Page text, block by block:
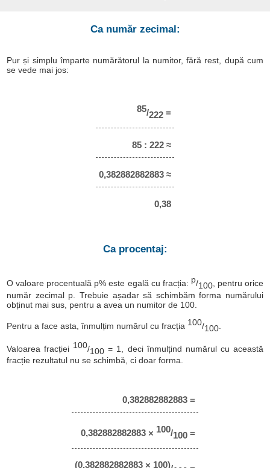
Ca număr zecimal:
Pur și simplu împarte numărătorul la numitor, fără rest, după cum
se vede mai jos:
85/222 =
85 : 222 ≈
0,382882882883 ≈
0,38
Ca procentaj:
O valoare procentuală p% este egală cu fracția: p/100, pentru orice
număr zecimal p. Trebuie așadar să schimbăm forma numărului
obținut mai sus, pentru a avea un numitor de 100.
Pentru a face asta, înmulțim numărul cu fracția 100/100
Valoarea fracției 100/100 = 1, deci înmulțind numărul cu această
fracție rezultatul nu se schimbă, ci doar forma.
0,382882882883 =
0,382882882883 × 100/100 =
(0,382882882883 × 100)